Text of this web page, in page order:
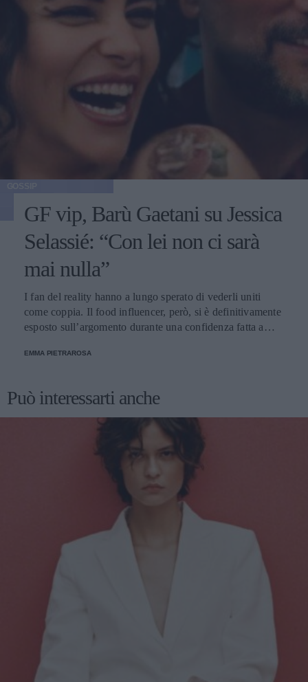
GF vip, Barù Gaetani su Jessica
Selassié: “Con lei non ci sarà
mai nulla”
I fan del reality hanno a lungo sperato di vederli uniti
come coppia. Il food influencer, però, si è definitivamente
esposto sull’argomento durante una confidenza fatta a
EMMA PIETRAROSA
Può interessarti anche